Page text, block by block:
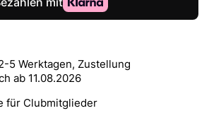
5 Werktagen, Zustellung
ab 11.08.2026
für Clubmitglieder